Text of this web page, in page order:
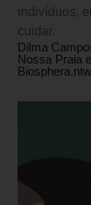
indivíduos,
cuidar.
Dilma
Nossa Praia